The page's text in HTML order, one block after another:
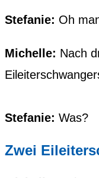
Stefanie: Oh
Michelle: Nach
Stefanie: Was?
Zwei